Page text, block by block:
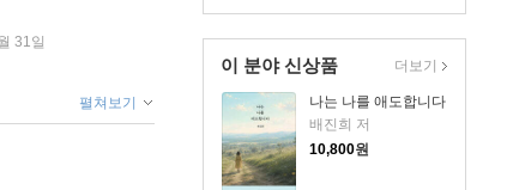
이 분야 신상품
나는 나를 애도합니다
배진희 저
10,800원
더보기
31일
펼쳐보기